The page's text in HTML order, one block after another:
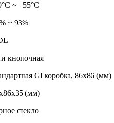
~ +55°С
~ 93%
кнопочная
GI коробка, 86х86 (мм)
(мм)
стекло